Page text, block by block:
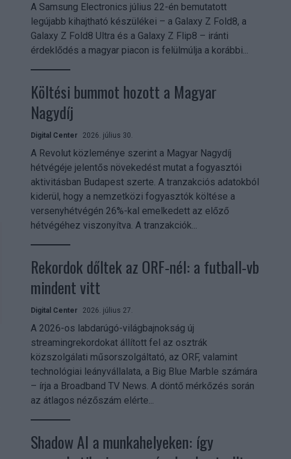
A Samsung Electronics július 22-én bemutatott
legújabb kihajtható készülékei – a Galaxy Z Fold8, a
Galaxy Z Fold8 Ultra és a Galaxy Z Flip8 – iránti
érdeklődés a magyar piacon is felülmúlja a korábbi...
Költési bummot hozott a Magyar
Nagydíj
Digital Center 2026. július 30.
A Revolut közleménye szerint a Magyar Nagydíj
hétvégéje jelentős növekedést mutat a fogyasztói
aktivitásban Budapest szerte. A tranzakciós adatokból
kiderül, hogy a nemzetközi fogyasztók költése a
versenyhétvégén 26%-kal emelkedett az előző
hétvégéhez viszonyítva. A tranzakciók...
Rekordok dőltek az ORF-nél: a futball-vb
mindent vitt
Digital Center 2026. július 27.
A 2026-os labdarúgó-világbajnokság új
streamingrekordokat állított fel az osztrák
közszolgálati műsorszolgáltató, az ORF, valamint
technológiai leányvállalata, a Big Blue Marble számára
– írja a Broadband TV News. A döntő mérkőzés során
az átlagos nézőszám elérte...
Shadow AI a munkahelyeken: így